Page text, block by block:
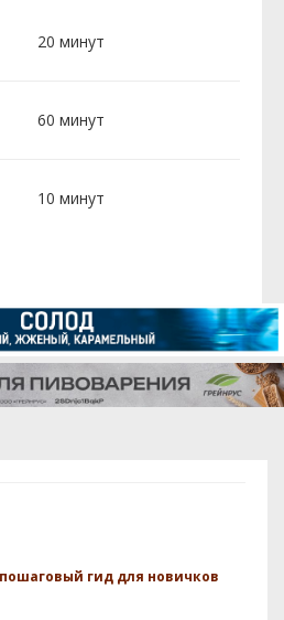
20 минут
60 минут
10 минут
гид для новичков